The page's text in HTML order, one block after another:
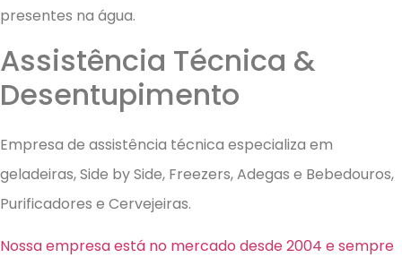
presentes na água.
Assistência Técnica &
Desentupimento
Empresa de assistência técnica especializa em
geladeiras, Side by Side, Freezers, Adegas e Bebedouros,
Purificadores e Cervejeiras.
Nossa empresa está no mercado desde 2004 e sempre